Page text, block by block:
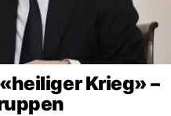
Krieg» –